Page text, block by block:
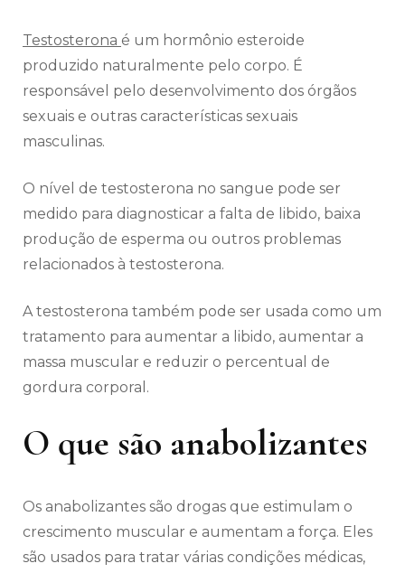
Testosterona é um hormônio esteroide
produzido naturalmente pelo corpo. É
responsável pelo desenvolvimento dos órgãos
sexuais e outras características sexuais
masculinas.
O nível de testosterona no sangue pode ser
medido para diagnosticar a falta de libido, baixa
produção de esperma ou outros problemas
relacionados à testosterona.
A testosterona também pode ser usada como um
tratamento para aumentar a libido, aumentar a
massa muscular e reduzir o percentual de
gordura corporal.
O que são anabolizantes
Os anabolizantes são drogas que estimulam o
crescimento muscular e aumentam a força. Eles
são usados para tratar várias condições médicas,